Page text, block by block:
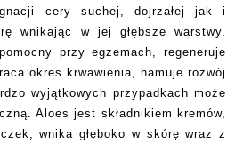
cery suchej, dojrzałej jak i
wnikając w jej głębsze warstwy.
przy egzemach, regeneruje
okres krwawienia, hamuje rozwój
wyjątkowych przypadkach może
Aloes jest składnikiem kremów,
wnika głęboko w skórę wraz z